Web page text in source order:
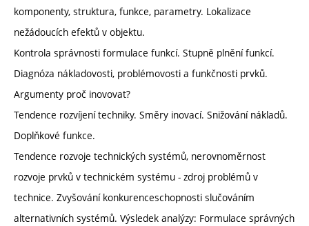
komponenty, struktura, funkce, parametry. Lokalizace
nežádoucích efektů v objektu.
Kontrola správnosti formulace funkcí. Stupně plnění funkcí.
Diagnóza nákladovosti, problémovosti a funkčnosti prvků.
Argumenty proč inovovat?
Tendence rozvíjení techniky. Směry inovací. Snižování nákladů.
Doplňkové funkce.
Tendence rozvoje technických systémů, nerovnoměrnost
rozvoje prvků v technickém systému - zdroj problémů v
technice. Zvyšování konkurenceschopnosti slučováním
alternativních systémů. Výsledek analýzy: Formulace správných